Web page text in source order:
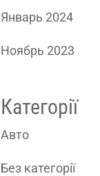
Январь 2024
Ноябрь 2023
Категорії
Авто
Без категорії